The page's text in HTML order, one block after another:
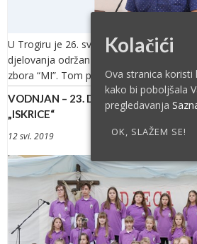
U Trogiru je 26. svibnja 2019. povodom
djelovanja održan sabor Zajednice
zbora “MI”. Tom prigodom […]
VODNJAN – 23. DJEČJI FESTIVAL
„ISKRICE“
12 svi. 2019
Kolačići
Ova stranica koristi
kako bi poboljšala
pregledavanja
OK, SLAŽEM SE!